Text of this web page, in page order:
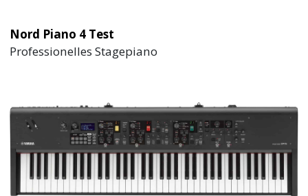
Nord Piano 4 Test
Professionelles Stagepiano